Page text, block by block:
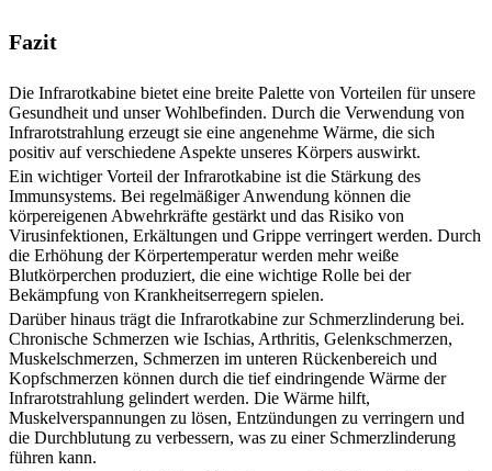
Fazit
Die Infrarotkabine bietet eine breite Palette von Vorteilen für unsere
Gesundheit und unser Wohlbefinden. Durch die Verwendung von
Infrarotstrahlung erzeugt sie eine angenehme Wärme, die sich
positiv auf verschiedene Aspekte unseres Körpers auswirkt.
Ein wichtiger Vorteil der Infrarotkabine ist die Stärkung des
Immunsystems. Bei regelmäßiger Anwendung können die
körpereigenen Abwehrkräfte gestärkt und das Risiko von
Virusinfektionen, Erkältungen und Grippe verringert werden. Durch
die Erhöhung der Körpertemperatur werden mehr weiße
Blutkörperchen produziert, die eine wichtige Rolle bei der
Bekämpfung von Krankheitserregern spielen.
Darüber hinaus trägt die Infrarotkabine zur Schmerzlinderung bei.
Chronische Schmerzen wie Ischias, Arthritis, Gelenkschmerzen,
Muskelschmerzen, Schmerzen im unteren Rückenbereich und
Kopfschmerzen können durch die tief eindringende Wärme der
Infrarotstrahlung gelindert werden. Die Wärme hilft,
Muskelverspannungen zu lösen, Entzündungen zu verringern und
die Durchblutung zu verbessern, was zu einer Schmerzlinderung
führen kann.